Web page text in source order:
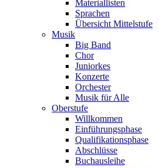
Materiallisten
Sprachen
Übersicht Mittelstufe
Musik
Big Band
Chor
Juniorkes
Konzerte
Orchester
Musik für Alle
Oberstufe
Willkommen
Einführungsphase
Qualifikationsphase
Abschlüsse
Buchausleihe